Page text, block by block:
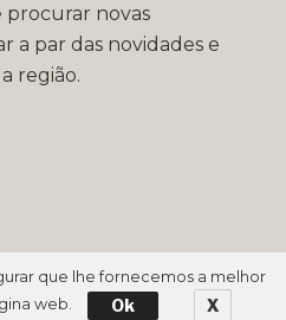
procurar novas
a par das novidades e
região.
que lhe fornecemos a melhor
web.
Ok X